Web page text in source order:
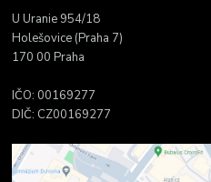
U Uranie 954/18
Holešovice (Praha 7)
170 00 Praha
IČO: 00169277
DIČ: CZ00169277